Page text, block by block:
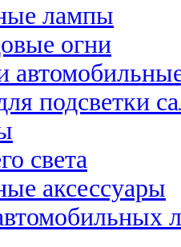
лампы
огни
подсветки
света
аксессуары